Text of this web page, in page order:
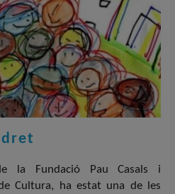
la Fundació Pau Casals i
Cultura, ha estat una de les